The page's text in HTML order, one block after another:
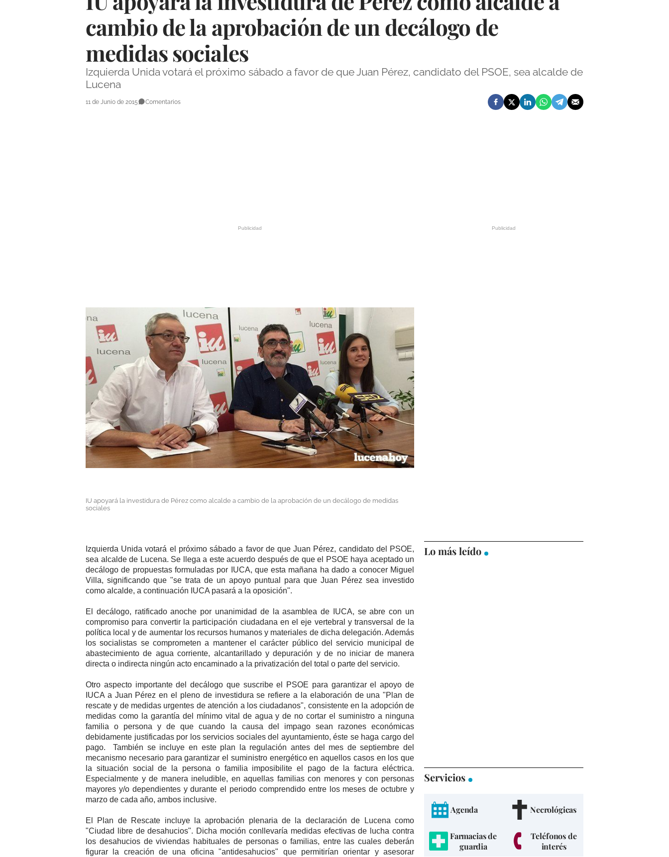
cambio de la aprobación de un decálogo de
medidas sociales
Izquierda Unida votará el próximo sábado a favor de que Juan Pérez, candidato del PSOE, sea alcalde de
Lucena
11 de Junio de 2015 Comentarios
IU apoyará la investidura de Pérez como alcalde a cambio de la aprobación de un decálogo de medidas
sociales
Izquierda Unida votará el próximo sábado a favor de que Juan Pérez, candidato del PSOE,
sea alcalde de Lucena. Se llega a este acuerdo después de que el PSOE haya aceptado un
decálogo de propuestas formuladas por IUCA, que esta mañana ha dado a conocer Miguel
Villa, significando que "se trata de un apoyo puntual para que Juan Pérez sea investido
como alcalde, a continuación IUCA pasará a la oposición".
El decálogo, ratificado anoche por unanimidad de la asamblea de IUCA, se abre con un
compromiso para convertir la participación ciudadana en el eje vertebral y transversal de la
política local y de aumentar los recursos humanos y materiales de dicha delegación. Además
los socialistas se comprometen a mantener el carácter público del servicio municipal de
abastecimiento de agua corriente, alcantarillado y depuración y de no iniciar de manera
directa o indirecta ningún acto encaminado a la privatización del total o parte del servicio.
Otro aspecto importante del decálogo que suscribe el PSOE para garantizar el apoyo de
IUCA a Juan Pérez en el pleno de investidura se refiere a la elaboración de una "Plan de
rescate y de medidas urgentes de atención a los ciudadanos", consistente en la adopción de
medidas como la garantía del mínimo vital de agua y de no cortar el suministro a ninguna
familia o persona y de que cuando la causa del impago sean razones económicas
debidamente justificadas por los servicios sociales del ayuntamiento, éste se haga cargo del
pago. También se incluye en este plan la regulación antes del mes de septiembre del
mecanismo necesario para garantizar el suministro energético en aquellos casos en los que
la situación social de la persona o familia imposibilite el pago de la factura eléctrica.
Especialmente y de manera ineludible, en aquellas familias con menores y con personas
mayores y/o dependientes y durante el periodo comprendido entre los meses de octubre y
marzo de cada año, ambos inclusive.
El Plan de Rescate incluye la aprobación plenaria de la declaración de Lucena como
"Ciudad libre de desahucios". Dicha moción conllevaría medidas efectivas de lucha contra
los desahucios de viviendas habituales de personas o familias, entre las cuales deberán
figurar la creación de una oficina "antidesahucios" que permitirían orientar y asesorar
Lo más leído
Servicios
Agenda Necrológicas
Farmacias de
guardia
Teléfonos de
interés